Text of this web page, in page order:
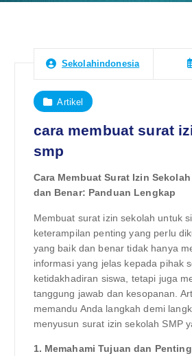
Sekolahindonesia
Artikel
cara membuat surat
smp
Cara Membuat Surat Izin
dan Benar: Panduan Lengkap
Membuat surat izin sekolah untuk
keterampilan penting yang perlu
yang baik dan benar tidak hanya
informasi yang jelas kepada pihak
ketidakhadiran siswa, tetapi juga
tanggung jawab dan kesopanan.
memandu Anda langkah demi
menyusun surat izin sekolah SMP
1. Memahami Tujuan dan